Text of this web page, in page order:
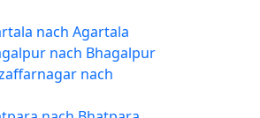
nach Agartala
nach Bhagalpur
nach